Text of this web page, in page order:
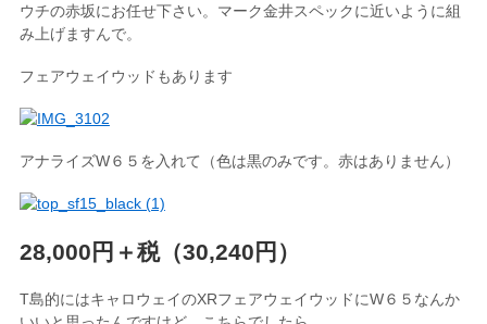
ウチの赤坂にお任せ下さい。マーク金井スペックに近いように組
み上げますんで。
フェアウェイウッドもあります
アナライズW６５を入れて（色は黒のみです。赤はありません）
28,000円＋税（30,240円）
T島的にはキャロウェイのXRフェアウェイウッドにW６５なんか